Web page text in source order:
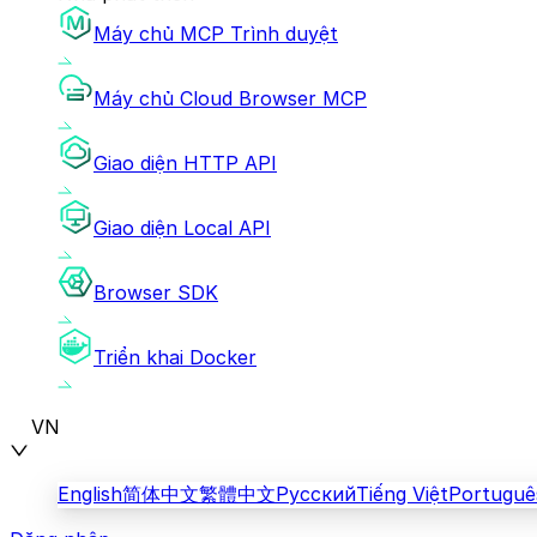
Máy chủ MCP Trình duyệt
Máy chủ Cloud Browser MCP
Giao diện HTTP API
Giao diện Local API
Browser SDK
Triển khai Docker
VN
English简体中文繁體中文РусскийTiếng Việt